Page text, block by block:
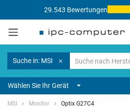
29.543 Bewertungen
Suche in: MSI
Wählen Sie Ihr Gerät
MSI Monitor Optix G27C4